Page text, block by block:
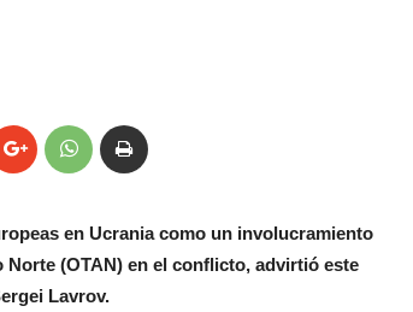
en Ucrania como un involucramiento
(OTAN) en el conflicto, advirtió este
Lavrov.